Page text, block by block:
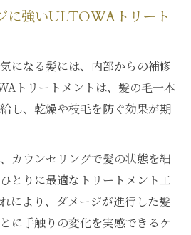
に強いULTOWAトリート
になる髪には、内部からの補修
トリートメントは、髪の毛一本
し、乾燥や枝毛を防ぐ効果が期
カウンセリングで髪の状態を細
とりに最適なトリートメント工
により、ダメージが進行した髪
に手触りの変化を実感できるケ